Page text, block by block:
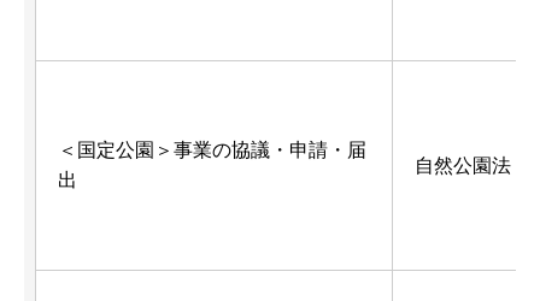
＜国定公園＞事業の協議・申請・届
出
自然公園法